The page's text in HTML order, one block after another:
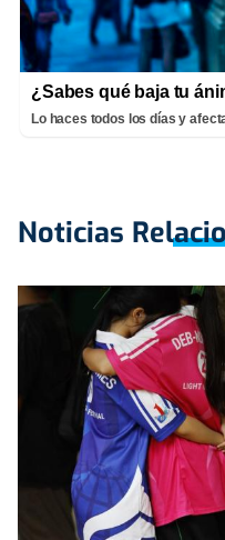
¿Sabes qué baja tu
Lo haces todos los días y
Noticias